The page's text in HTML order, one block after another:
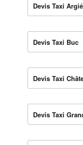
Devis Taxi
Devis Taxi Buc
Devis Taxi
Devis Taxi